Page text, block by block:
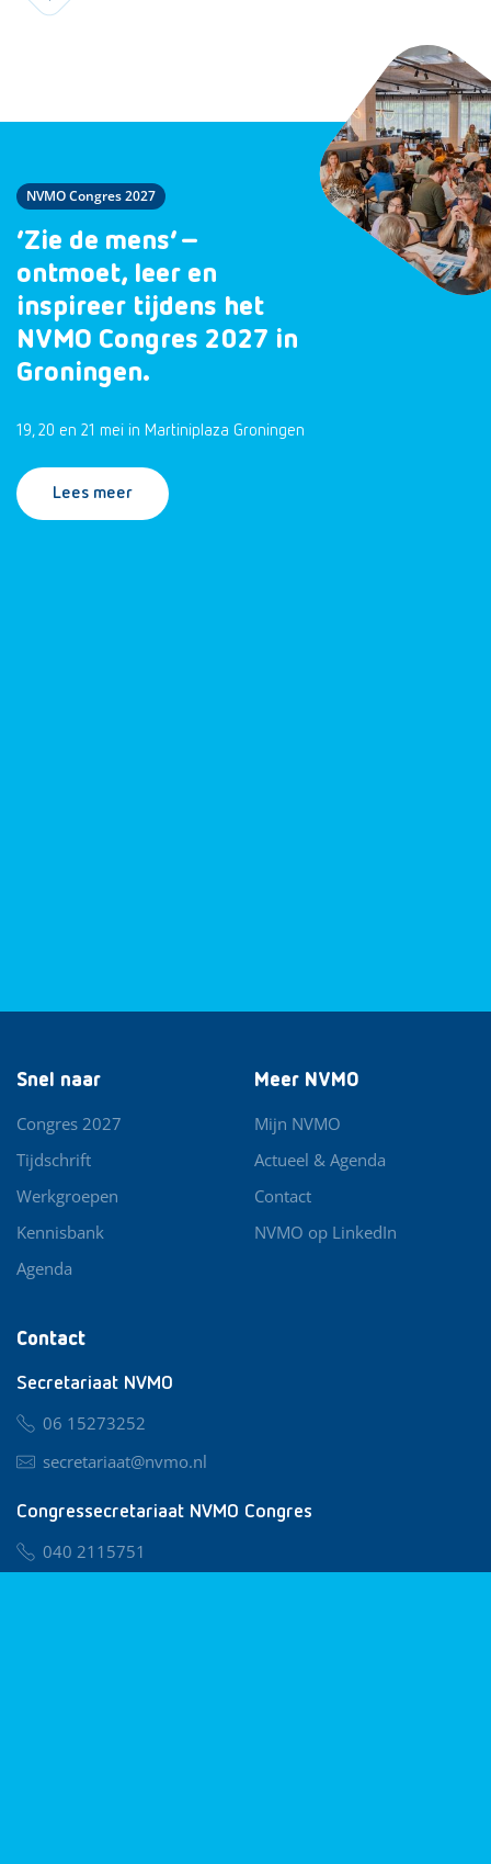
NVMO Congres 2027
‘Zie de mens’ –
ontmoet, leer en
inspireer tijdens het
NVMO Congres 2027 in
Groningen.
19, 20 en 21 mei in Martiniplaza Groningen
Lees meer
Contact
Secretariaat NVMO
06 15273252
secretariaat@nvmo.nl
Congressecretariaat NVMO Congres
040 2115751
Snel naar
Congres 2027
Tijdschrift
Werkgroepen
Kennisbank
Agenda
Meer NVMO
Mijn NVMO
Actueel & Agenda
Contact
NVMO op LinkedIn